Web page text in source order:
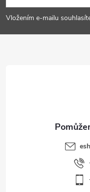
p
a
Vložením e-mailu